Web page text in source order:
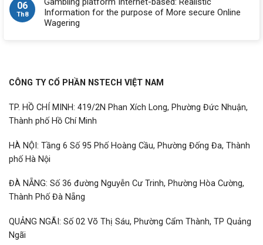
06
Th8
Information for the purpose of More secure Online
Wagering
CÔNG TY CỔ PHẦN NSTECH VIỆT NAM
TP. HỒ CHÍ MINH: 419/2N Phan Xích Long, Phường Đức Nhuận,
Thành phố Hồ Chí Minh
HÀ NỘI: Tầng 6 Số 95 Phố Hoàng Cầu, Phường Đống Đa, Thành
phố Hà Nội
ĐÀ NẴNG: Số 36 đường Nguyễn Cư Trinh, Phường Hòa Cường,
Thành Phố Đà Nẵng
QUẢNG NGÃI: Số 02 Võ Thị Sáu, Phường Cẩm Thành, TP Quảng
Ngãi